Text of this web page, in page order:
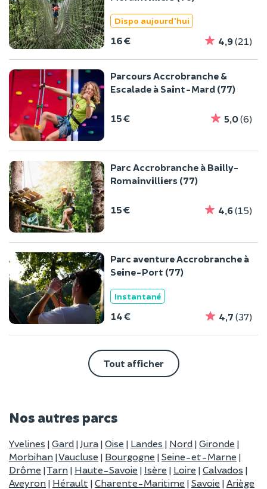
Dispo aujourd'hui
16 € 4,9(21)
Parcours Accrobranche &
Escalade à Saint-Mard (77)
15 € 5,0(6)
Parc Accrobranche à Bailly-
Romainvilliers (77)
15 € 4,6(15)
Parc aventure Accrobranche à
Seine-Port (77)
Instantané
14 € 4,7 (37)
Tout afficher
Nos autres parcs
Yvelines | Gard | Jura | Oise | Landes | Nord | Gironde |
Morbihan |Vaucluse | Bourgogne | Seine-et-Marne |
Drôme |Tarn | Haute-Savoie | Isère | Loire | Calvados |
Aveyron | Hérault | Charente-Maritime | Savoie | Ariège